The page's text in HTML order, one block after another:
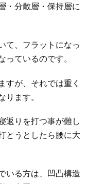
・分散層・保持層に
て、フラットになっ
ているのです。
すが、それでは重く
ます。
返りを打つ事が難し
とうとしたら腰に大
いる方は、凹凸構造